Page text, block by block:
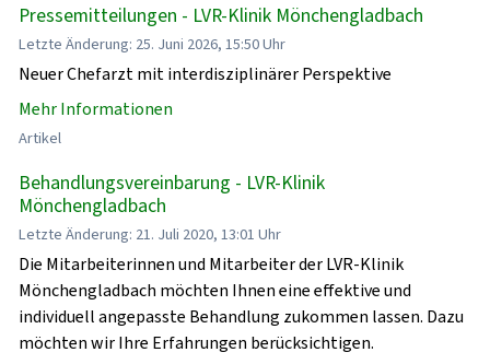
Pressemitteilungen - LVR-Klinik Mönchengladbach
Letzte Änderung: 25. Juni 2026, 15:50 Uhr
Neuer Chefarzt mit interdisziplinärer Perspektive
Mehr Informationen
Artikel
Behandlungsvereinbarung - LVR-Klinik
Mönchengladbach
Letzte Änderung: 21. Juli 2020, 13:01 Uhr
Die Mitarbeiterinnen und Mitarbeiter der LVR-Klinik
Mönchengladbach möchten Ihnen eine effektive und
individuell angepasste Behandlung zukommen lassen. Dazu
möchten wir Ihre Erfahrungen berücksichtigen.